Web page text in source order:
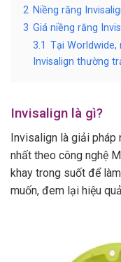
2 Niềng răng
3 Giá niềng răng
3.1 Tại
Invisalign thường
Invisalign là gì?
Invisalign là giải pháp
nhất theo công nghệ
khay trong suốt để
muốn, đem lại hiệu